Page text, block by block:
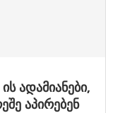
ადამიანები,
აპირებენ